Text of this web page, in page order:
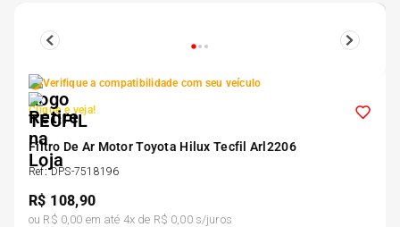
Verifique a compatibilidade com seu veículo
Clique e veja!
Filtro De Ar Motor Toyota Hilux Tecfil Arl2206
Ref: DPS-7518196
R$ 108,90
ou R$ 0,00 em até 4x de R$ 0,00s/juros
5
6º 205 55r16
7